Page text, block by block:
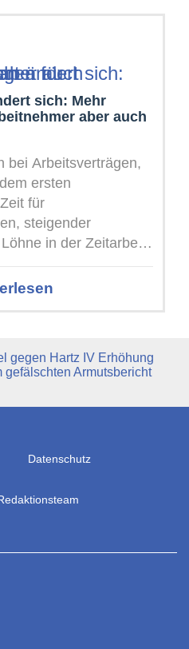
sich: Mehr
aber auch
bei Arbeitsverträgen,
ersten
für
steigender
in der Zeitarbeit
sowie KI im
gegen Hartz IV Erhöhung
Armutsbericht
Datenschutz